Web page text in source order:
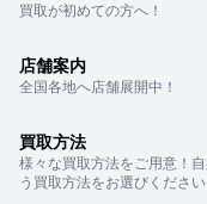
買取が初めての方へ！
店舗案内
全国各地へ店舗展開中！
買取方法
様々な買取方法をご用意！
う買取方法をお選びください